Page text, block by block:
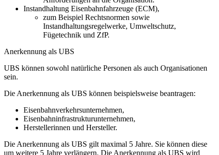
Instandhaltung Eisenbahnfahrzeuge (ECM),
zum Beispiel Rechtsnormen sowie
Instandhaltungsregelwerke, Umweltschutz,
Fügetechnik und ZfP.
Anerkennung als UBS
UBS können sowohl natürliche Personen als auch Organisationen
sein.
Die Anerkennung als UBS können beispielsweise beantragen:
Eisenbahnverkehrsunternehmen,
Eisenbahninfrastrukturunternehmen,
Herstellerinnen und Hersteller.
Die Anerkennung als UBS gilt maximal 5 Jahre. Sie können diese
um weitere 5 Jahre verlängern. Die Anerkennung als UBS wird